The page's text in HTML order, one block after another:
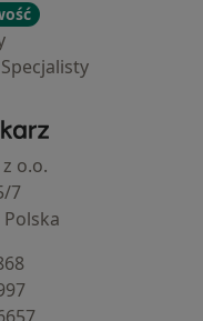
- Strona główna
o.o.
7